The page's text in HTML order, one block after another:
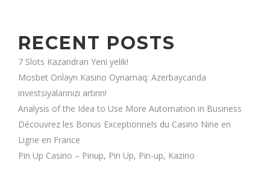
RECENT POSTS
7 Slots Kazandran Yeni yelik!
Mosbet Onlayn Kasino Oynamaq: Azerbaycanda
investsiyalarınızı artırın!
Analysis of the Idea to Use More Automation in Business
Découvrez les Bonus Exceptionnels du Casino Nine en
Ligne en France
Pin Up Casino – Pinup, Pin Up, Pin-up, Kazino